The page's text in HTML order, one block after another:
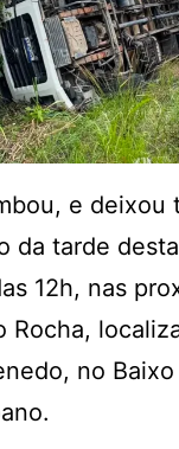
e deixou
da tarde
12h, nas
Rocha,
no Baixo